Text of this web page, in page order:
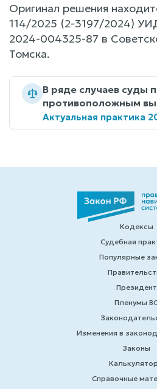
Оригинал решения
114/2025 (2-3197/2024)
2024-004325-87 в
Томска.
В ряде случаев суды
противоположным
Актуальная практика
Кодексы
Судебная
Популярные
Президент
Пленумы
Изменения в
Законы
Справочные